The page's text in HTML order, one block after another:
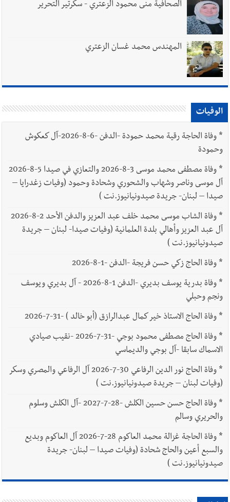
الصحافية منى محمود الزعتري - سكرتير التحرير
المهندس محمد غسان الزعتري
الوفيات
*
وفاة الحاجة رقية محمد حمودة -الدفن -6-8-2026-آل كعكوش
وحمودة
*
وفاة مصطفى محمد موسى 3-8-2026 والتعازي في صيدا 5-8-2026
آل موسى وناصر وشهاب والشحوري وشحادة وحمود (وفيات زغدرايا –
صيدا – لبنان- جريدة صيدونيانيوز.نت )
*
وفاة الشاب موسى محمد خلف عبد العزيز والدفن الأحد 2-8-2026
آل عبد العزيز وأهالي بلدة العلمانية (وفيات صيدا- لبنان – جريدة
صيدونيانيوز.نت )
*وفاة الحاج زكي حسن فريجة -الدفن -1-8-2026
*
وفاة بدرية يوسف بديري -الدفن 1-8-2026 - آل بديري ويوسف
ونجم وحبلي
*وفاة الحاج الاستاذ خير كمال عبدالرازق (أبو خالد ) -31-7-2026
*
وفاة الحاج مصطفى محمود بوجي -31-7-2026 -نقيب صيادي
الاسماك سابقا -آل بوجي والديماسي
*
وفاة الحاج نور الدين الرفاعي 30-7-2026 آل الرفاعي والمصري وسكر
(وفيات لبنان – جريدة صيدونيانيوز.نت )
*
وفاة الحاج حسن حسين الكلش -28-7-2027 -آل الكلش وسلوم
والحريري وسالم
*
وفاة الحاجة غزالة محمد العاكوم 28-7-2026 آل العاكوم وبديع
والسبع أعين والحاج شحادة (وفيات صيدا – لبنان- جريدة
صيدونيانيوز.نت )